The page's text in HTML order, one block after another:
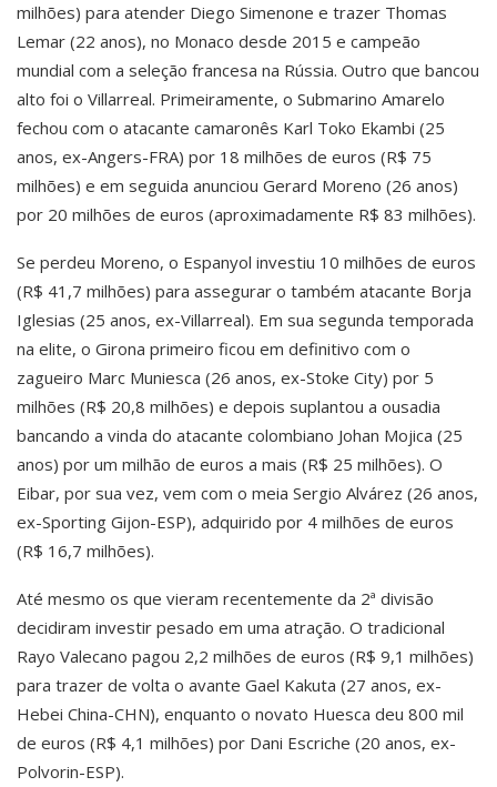
milhões) para atender Diego Simenone e trazer Thomas
Lemar (22 anos), no Monaco desde 2015 e campeão
mundial com a seleção francesa na Rússia. Outro que bancou
alto foi o Villarreal. Primeiramente, o Submarino Amarelo
fechou com o atacante camaronês Karl Toko Ekambi (25
anos, ex-Angers-FRA) por 18 milhões de euros (R$ 75
milhões) e em seguida anunciou Gerard Moreno (26 anos)
por 20 milhões de euros (aproximadamente R$ 83 milhões).
Se perdeu Moreno, o Espanyol investiu 10 milhões de euros
(R$ 41,7 milhões) para assegurar o também atacante Borja
Iglesias (25 anos, ex-Villarreal). Em sua segunda temporada
na elite, o Girona primeiro ficou em definitivo com o
zagueiro Marc Muniesca (26 anos, ex-Stoke City) por 5
milhões (R$ 20,8 milhões) e depois suplantou a ousadia
bancando a vinda do atacante colombiano Johan Mojica (25
anos) por um milhão de euros a mais (R$ 25 milhões). O
Eibar, por sua vez, vem com o meia Sergio Alvárez (26 anos,
ex-Sporting Gijon-ESP), adquirido por 4 milhões de euros
(R$ 16,7 milhões).
Até mesmo os que vieram recentemente da 2ª divisão
decidiram investir pesado em uma atração. O tradicional
Rayo Valecano pagou 2,2 milhões de euros (R$ 9,1 milhões)
para trazer de volta o avante Gael Kakuta (27 anos, ex-
Hebei China-CHN), enquanto o novato Huesca deu 800 mil
de euros (R$ 4,1 milhões) por Dani Escriche (20 anos, ex-
Polvorin-ESP).